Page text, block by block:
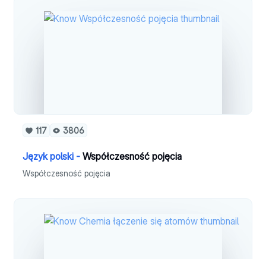
117 3806
Język polski - Współczesność pojęcia
Współczesność pojęcia